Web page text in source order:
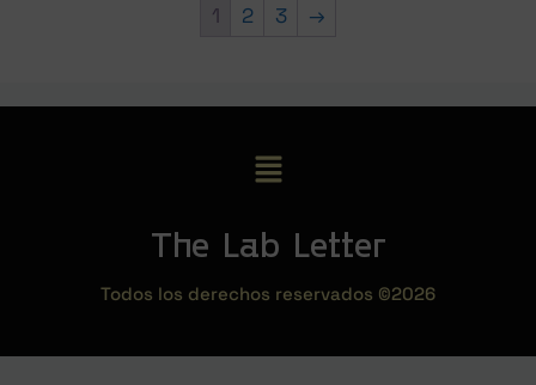
1 2 3 →
The Lab Letter
Todos los derechos reservados ©2026